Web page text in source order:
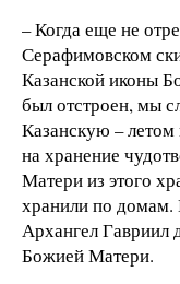
– Когда еще не
Серафимовском
Казанской иконы
был отстроен, мы
Казанскую –
на хранение
Матери из этого
хранили по домам.
Архангел Гавриил
Божией Матери.